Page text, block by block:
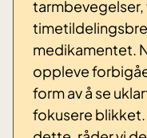
tarmbevegelser,
medikamentet.
oppleve
form av å se
fokusere